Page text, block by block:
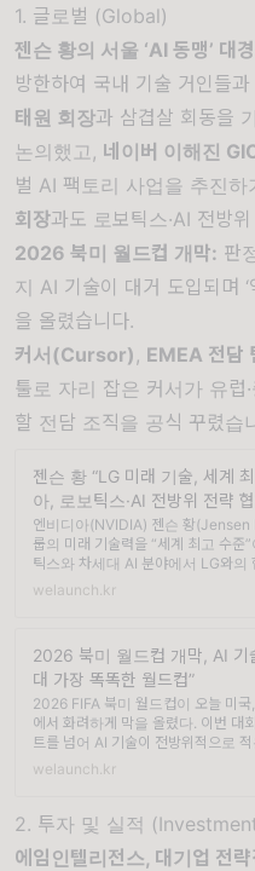
1. 글로벌 (Global)
젠슨 황의 서울 ‘AI 동맹’ 대
방한하여 국내 기술 거인들
태원 회장과 삼겹살 회동을
논의했고, 네이버 이해진
벌 AI 팩토리 사업을 추진
회장과도 로보틱스·AI 전방
2026 북미 월드컵 개막: 판
지 AI 기술이 대거 도입되며
을 올렸습니다.
커서(Cursor) , EMEA 전담
툴로 자리 잡은 커서가 유럽
할 전담 조직을 공식 꾸렸습
젠슨 황 “LG 미래 기술, 세계
아, 로보틱스·AI 전방위 전략
엔비디아(NVIDIA) 젠슨 황
룹의 미래 기술력을 “세계 최고 수준
틱스와 차세대 AI 분야에서 LG와의
welaunch.kr
2026 북미 월드컵 개막, AI 기
대 가장 똑똑한 월드컵”
2026 FIFA 북미 월드컵이 오늘 미
에서 화려하게 막을 올렸다. 이번 대
트를 넘어 AI 기술이 전방위적으로 적
welaunch.kr
2. 투자 및 실적
에임인텔리전스, 대기업 전략